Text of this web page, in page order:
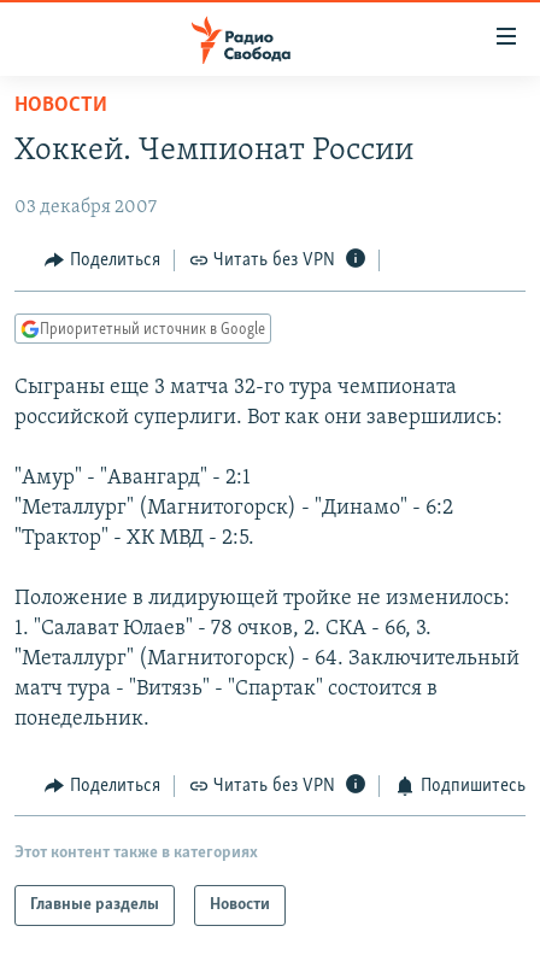
упрощенного
доступа
содержанию
Вернутся
навигации
Вернутся
поиску
АВТОРСКИЕ ПРОЕКТЫ
ЦИТАТЫ СВОБОДЫ
КУЛЬТУРА
IDEL.РЕАЛИИ
КАВКАЗ.РЕАЛИИ
СЕВЕР.РЕАЛИИ
СИБИРЬ.РЕАЛИИ
ПОДПИШИТЕСЬ НА РАССЫЛКУ
СОЦИАЛЬНЫЕ СЕТИ
НОВОСТИ
Хоккей. Чемпионат России
03 декабря 2007
Поделиться Читать без VPN
Приоритетный источник в Google
Сыграны еще 3 матча 32-го тура чемпионата
российской суперлиги. Вот как они завершились:
"Амур" - "Авангард" - 2:1
"Металлург" (Магнитогорск) - "Динамо" - 6:2
"Трактор" - ХК МВД - 2:5.
Положение в лидирующей тройке не изменилось:
1. "Салават Юлаев" - 78 очков, 2. СКА - 66, 3.
"Металлург" (Магнитогорск) - 64. Заключительный
матч тура - "Витязь" - "Спартак" состоится в
понедельник.
Поделиться Читать без VPN Подпишитесь
Этот контент также в категориях
Главные разделы Новости